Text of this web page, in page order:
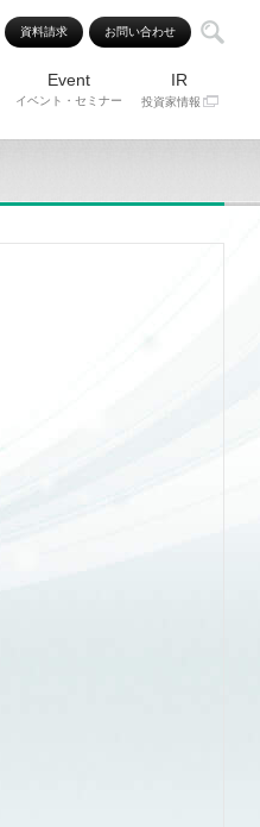
資料請求 お問い合わせ
Event
イベント・セミナー
IR
投資家情報